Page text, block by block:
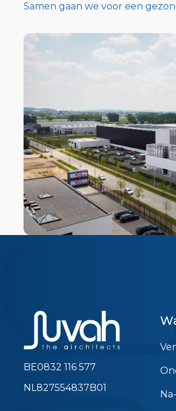
Samen gaan we voor een
BE0832 116 577
NL827554837B01